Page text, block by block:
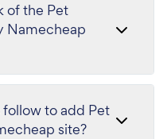
of the Pet
Namecheap
to add Pet
site?